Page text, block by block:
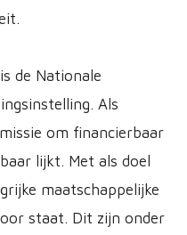
de Nationale
Als
om financierbaar
lijkt. Met als doel
maatschappelijke
staat. Dit zijn onder